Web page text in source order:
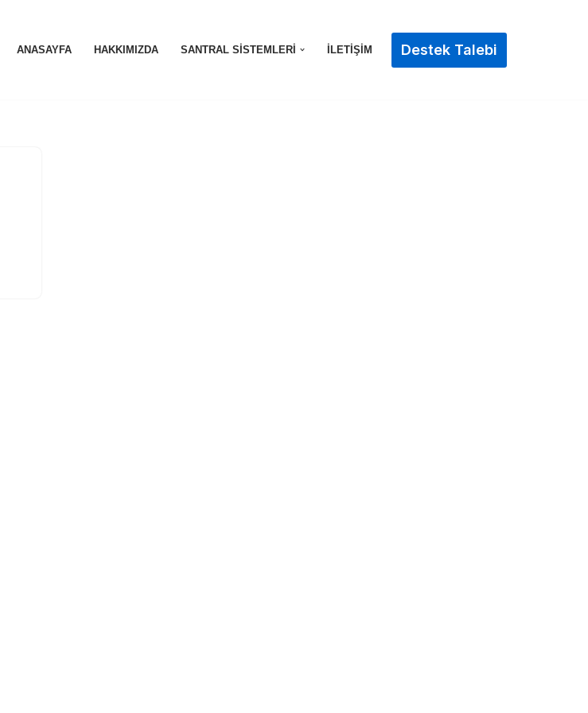
ANASAYFA HAKKIMIZDA SANTRAL SISTEMLERI İLETIŞIM Destek Talebi